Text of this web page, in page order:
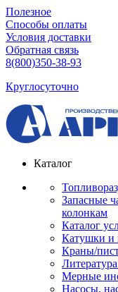
Полезное
Способы оплаты
Условия доставки
Обратная связь
8(800)350-38-93
Круглосуточно
Каталог
Запасные
колонкам
Каталог
Катушки и
Краны/
Мерные
Насосы,